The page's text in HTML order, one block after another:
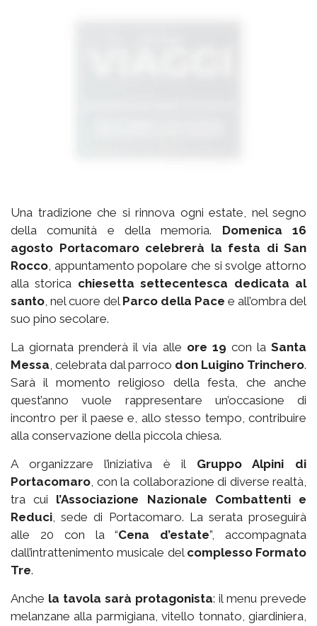
Una tradizione che si rinnova ogni estate, nel segno
della comunità e della memoria. Domenica 16
agosto Portacomaro celebrerà la festa di San
Rocco, appuntamento popolare che si svolge attorno
alla storica chiesetta settecentesca dedicata al
santo, nel cuore del Parco della Pace e all’ombra del
suo pino secolare.
La giornata prenderà il via alle ore 19 con laSanta
Messa, celebrata dal parroco don Luigino Trinchero.
Sarà il momento religioso della festa, che anche
quest’anno vuole rappresentare un’occasione di
incontro per il paese e, allo stesso tempo, contribuire
alla conservazione della piccola chiesa.
A organizzare l’iniziativa è il Gruppo Alpini di
Portacomaro, con la collaborazione di diverse realtà,
tra cui l’Associazione Nazionale Combattenti e
Reduci, sede di Portacomaro. La serata proseguirà
alle 20 con la “Cena d’estate”, accompagnata
dall’intrattenimento musicale del complesso Formato
Tre.
Anche la tavola sarà protagonista: il menu prevede
melanzane alla parmigiana, vitello tonnato, giardiniera,